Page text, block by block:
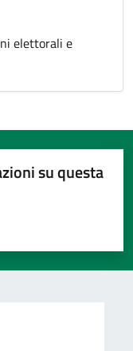
elettorali e
su questa